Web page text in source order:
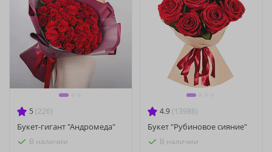
5 (226)
Букет-гигант "Андромеда"
В наличии
4.9 (13986)
Букет "Рубиновое сияние"
В наличии